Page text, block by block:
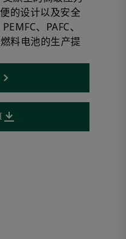
的设计以及安全
、PAFC、
料电池的生产提
internal link
file